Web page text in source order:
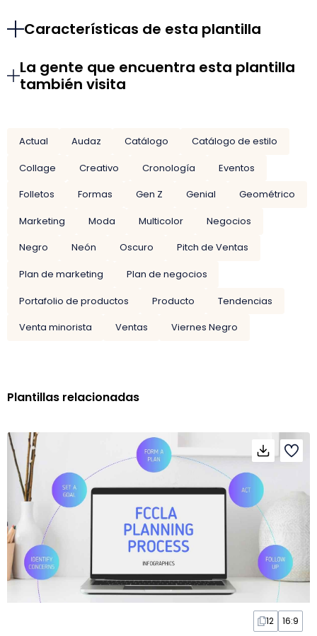
Características de esta plantilla
La gente que encuentra esta plantilla
también visita
Actual Audaz Catálogo
Catálogo de estilo
Collage
Creativo Cronología
Eventos
Folletos
Formas Gen Z Genial
Geométrico
Marketing
Moda Multicolor
Negocios
Negro
Neón Oscuro
Pitch de Ventas
Plan de marketing
Plan de negocios
Portafolio de productos
Producto
Tendencias
Venta minorista
Ventas Viernes Negro
Plantillas relacionadas
12 16:9